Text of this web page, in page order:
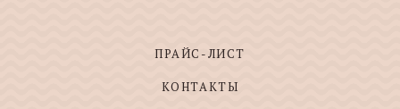
ПРАЙС-ЛИСТ
КОНТАКТЫ